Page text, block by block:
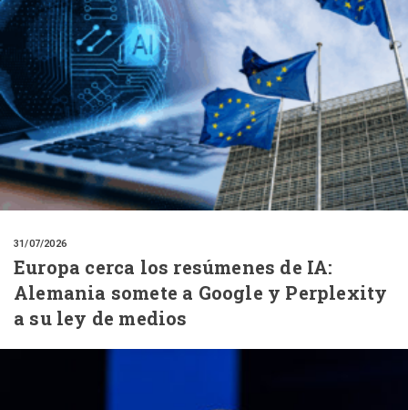
31/07/2026
Europa cerca los resúmenes de IA:
Alemania somete a Google y Perplexity
a su ley de medios